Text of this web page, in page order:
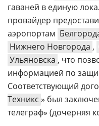
издании
Реклама
Вакансии
Контакты
Дзен
Rutube
гаваней в единую
провайдер
аэропортам
Нижнего Новгорода ,
Ульяновска , что
информацией по
Соответствующий
Техникс » был
телеграф» (дочерняя